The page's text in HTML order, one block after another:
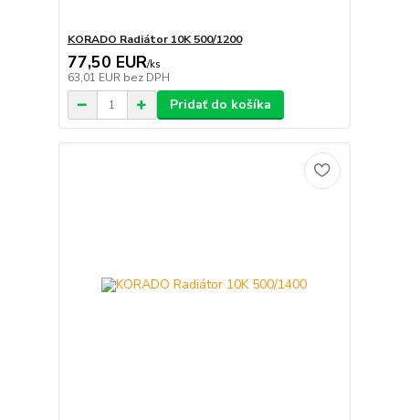
KORADO Radiátor 10K 500/1200
77,50 EUR/ks
63,01 EUR bez DPH
Pridať do košíka